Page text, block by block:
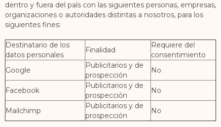
dentro y fuera del país con las siguientes personas, empresas,
organizaciones o autoridades distintas a nosotros, para los
siguientes fines:
Destinatario de los
datos personales
Finalidad
Requiere del
consentimiento
Google
Publicitarios y de
prospección
No
Facebook
Publicitarios y de
prospección
No
Mailchimp
Publicitarios y de
prospección
No